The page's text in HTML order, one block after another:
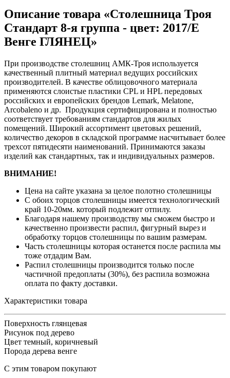
Описание товара «Столешница Троя
Стандарт 8-я группа - цвет: 2017/E
Венге ГЛЯНЕЦ»
При производстве столешниц АМК-Троя используется
качественный плитный материал ведущих российских
производителей. В качестве облицовочного материала
применяются слоистые пластики CPL и HPL передовых
российских и европейских брендов Lemark, Melatone,
Arcobaleno и др. Продукция сертифицирована и полностью
соответствует требованиям стандартов для жилых
помещений. Широкий ассортимент цветовых решений,
количество декоров в складской программе насчитывает более
трехсот пятидесяти наименований. Принимаются заказы
изделий как стандартных, так и индивидуальных размеров.
ВНИМАНИЕ!
Цена на сайте указана за целое полотно столешницы
С обоих торцов столешницы имеется технологический
край 10-20мм. который подлежит отпилу.
Благодаря нашему производству мы сможем быстро и
качественно произвести распил, фигурный вырез и
обработку торцов столешницы по вашим размерам.
Часть столешницы которая останется после распила мы
тоже отдадим Вам.
Распил столешницы производится только после
частичной предоплаты (30%), без распила возможна
оплата по факту доставки.
Характеристики товара
Поверхность глянцевая
Рисунок под дерево
Цвет темный, коричневый
Порода дерева венге
С этим товаром покупают